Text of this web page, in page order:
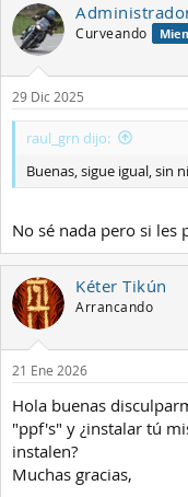
Curveando
29 Dic 2025
raul_grn dijo:
Buenas, sigue igual, sin
No sé nada pero si les
Kéter Tikún
Arrancando
21 Ene 2026
Hola buenas
"ppf's" y ¿instalar tú
instalen?
Muchas gracias,